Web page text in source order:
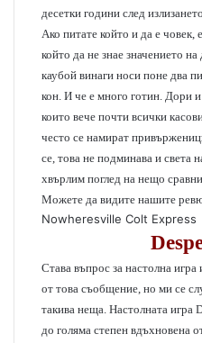
десетки години след
Ако питате който и да е човек,
който да не знае значението
каубой винаги носи поне два
кон. И че е много готин. Дори
които вече почти всички
често се намират
се, това не подминава и света
хвърлим поглед на нещо
Можете да видите нашите
Nowheresville Colt Express
Става въпрос за настолна
от това съобщение, но ми се
такива неща. Настолната игра
до голяма степен вдъхновена